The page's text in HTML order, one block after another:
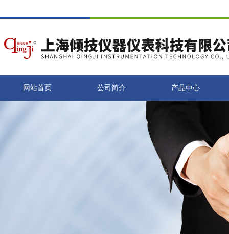
网站首页 公司简介 产品中心